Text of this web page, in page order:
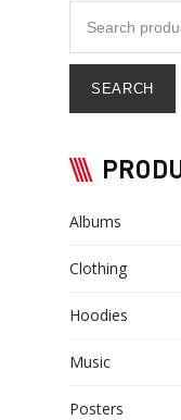
SEARCH
Albums
Clothing
Hoodies
Music
Posters